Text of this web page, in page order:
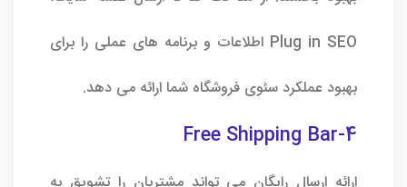
Plug in SEO اطلاعات و برنامه های عملی را برای
بهبود عملکرد سئوی فروشگاه شما ارائه می دهد.
4-Free Shipping Bar